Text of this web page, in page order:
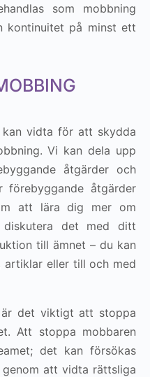
som mobbning
kontinuitet på minst ett
vidta för att skydda
Vi kan dela upp
åtgärder och
förebyggande åtgärder
att lära dig mer om
diskutera det med ditt
till ämnet – du kan
artiklar eller till och med
det viktigt att stoppa
Att stoppa mobbaren
det kan försökas
att vidta rättsliga